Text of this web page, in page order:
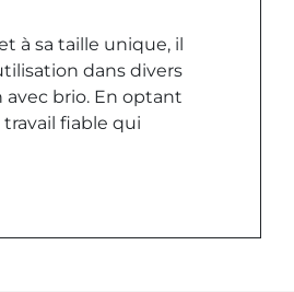
à sa taille unique, il
dans divers
brio. En optant
fiable qui